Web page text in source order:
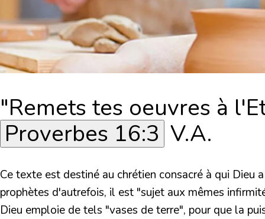
"Remets tes oeuvres à
Proverbes 16:3 V.A.
Ce texte est destiné au chrétien consacré à qui
prophètes d'autrefois, il est "sujet aux mêmes
Dieu emploie de tels "vases de terre", pour que la